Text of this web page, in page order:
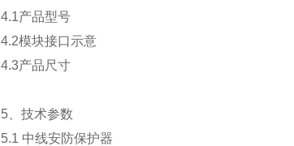
4.1产品型号
4.2模块接口示意
4.3产品尺寸
5、技术参数
5.1 中线安防保护器